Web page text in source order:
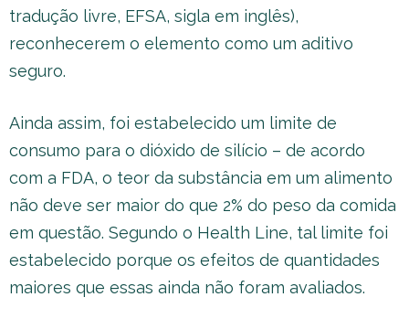
tradução livre, EFSA, sigla em inglês),
reconhecerem o elemento como um aditivo
seguro.
Ainda assim, foi estabelecido um limite de
consumo para o dióxido de silício – de acordo
com a FDA, o teor da substância em um alimento
não deve ser maior do que 2% do peso da comida
em questão. Segundo o Health Line, tal limite foi
estabelecido porque os efeitos de quantidades
maiores que essas ainda não foram avaliados.